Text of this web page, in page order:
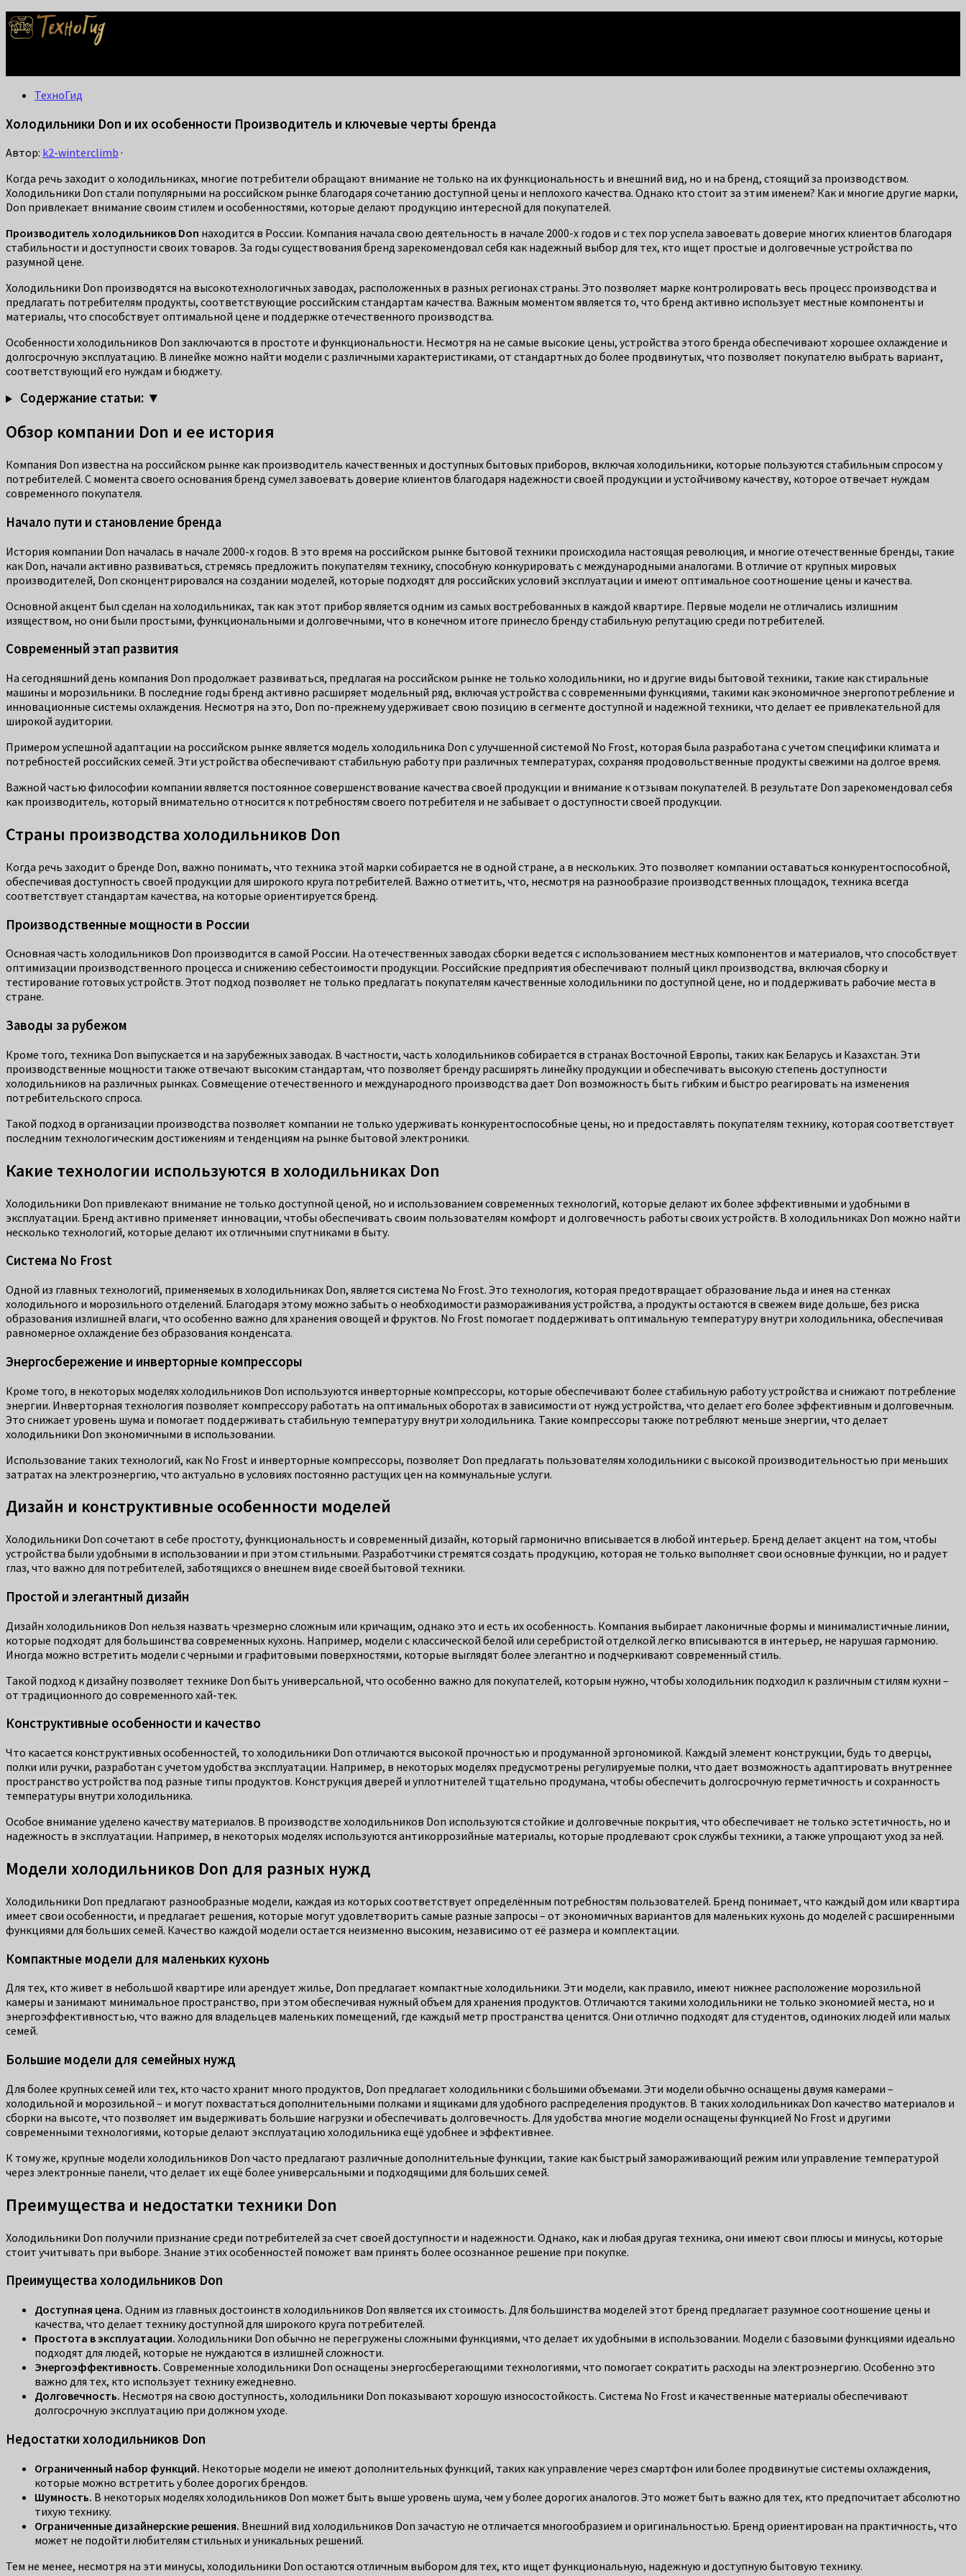
ТехноГид
Холодильники Don и их особенности Производитель и ключевые черты бренда
Автор: k2-winterclimb ·
Когда речь заходит о холодильниках, многие потребители обращают внимание не только на их функциональность и внешний вид, но и на бренд, стоящий за производством.
Холодильники Don стали популярными на российском рынке благодаря сочетанию доступной цены и неплохого качества. Однако кто стоит за этим именем? Как и многие другие марки,
Don привлекает внимание своим стилем и особенностями, которые делают продукцию интересной для покупателей.
Производитель холодильников Don находится в России. Компания начала свою деятельность в начале 2000-х годов и с тех пор успела завоевать доверие многих клиентов благодаря
стабильности и доступности своих товаров. За годы существования бренд зарекомендовал себя как надежный выбор для тех, кто ищет простые и долговечные устройства по
разумной цене.
Холодильники Don производятся на высокотехнологичных заводах, расположенных в разных регионах страны. Это позволяет марке контролировать весь процесс производства и
предлагать потребителям продукты, соответствующие российским стандартам качества. Важным моментом является то, что бренд активно использует местные компоненты и
материалы, что способствует оптимальной цене и поддержке отечественного производства.
Особенности холодильников Don заключаются в простоте и функциональности. Несмотря на не самые высокие цены, устройства этого бренда обеспечивают хорошее охлаждение и
долгосрочную эксплуатацию. В линейке можно найти модели с различными характеристиками, от стандартных до более продвинутых, что позволяет покупателю выбрать вариант,
соответствующий его нуждам и бюджету.
Содержание статьи: ▼
Обзор компании Don и ее история
Компания Don известна на российском рынке как производитель качественных и доступных бытовых приборов, включая холодильники, которые пользуются стабильным спросом у
потребителей. С момента своего основания бренд сумел завоевать доверие клиентов благодаря надежности своей продукции и устойчивому качеству, которое отвечает нуждам
современного покупателя.
Начало пути и становление бренда
История компании Don началась в начале 2000-х годов. В это время на российском рынке бытовой техники происходила настоящая революция, и многие отечественные бренды, такие
как Don, начали активно развиваться, стремясь предложить покупателям технику, способную конкурировать с международными аналогами. В отличие от крупных мировых
производителей, Don сконцентрировался на создании моделей, которые подходят для российских условий эксплуатации и имеют оптимальное соотношение цены и качества.
Основной акцент был сделан на холодильниках, так как этот прибор является одним из самых востребованных в каждой квартире. Первые модели не отличались излишним
изяществом, но они были простыми, функциональными и долговечными, что в конечном итоге принесло бренду стабильную репутацию среди потребителей.
Современный этап развития
На сегодняшний день компания Don продолжает развиваться, предлагая на российском рынке не только холодильники, но и другие виды бытовой техники, такие как стиральные
машины и морозильники. В последние годы бренд активно расширяет модельный ряд, включая устройства с современными функциями, такими как экономичное энергопотребление и
инновационные системы охлаждения. Несмотря на это, Don по-прежнему удерживает свою позицию в сегменте доступной и надежной техники, что делает ее привлекательной для
широкой аудитории.
Примером успешной адаптации на российском рынке является модель холодильника Don с улучшенной системой No Frost, которая была разработана с учетом специфики климата и
потребностей российских семей. Эти устройства обеспечивают стабильную работу при различных температурах, сохраняя продовольственные продукты свежими на долгое время.
Важной частью философии компании является постоянное совершенствование качества своей продукции и внимание к отзывам покупателей. В результате Don зарекомендовал себя
как производитель, который внимательно относится к потребностям своего потребителя и не забывает о доступности своей продукции.
Страны производства холодильников Don
Когда речь заходит о бренде Don, важно понимать, что техника этой марки собирается не в одной стране, а в нескольких. Это позволяет компании оставаться конкурентоспособной,
обеспечивая доступность своей продукции для широкого круга потребителей. Важно отметить, что, несмотря на разнообразие производственных площадок, техника всегда
соответствует стандартам качества, на которые ориентируется бренд.
Производственные мощности в России
Основная часть холодильников Don производится в самой России. На отечественных заводах сборки ведется с использованием местных компонентов и материалов, что способствует
оптимизации производственного процесса и снижению себестоимости продукции. Российские предприятия обеспечивают полный цикл производства, включая сборку и
тестирование готовых устройств. Этот подход позволяет не только предлагать покупателям качественные холодильники по доступной цене, но и поддерживать рабочие места в
стране.
Заводы за рубежом
Кроме того, техника Don выпускается и на зарубежных заводах. В частности, часть холодильников собирается в странах Восточной Европы, таких как Беларусь и Казахстан. Эти
производственные мощности также отвечают высоким стандартам, что позволяет бренду расширять линейку продукции и обеспечивать высокую степень доступности
холодильников на различных рынках. Совмещение отечественного и международного производства дает Don возможность быть гибким и быстро реагировать на изменения
потребительского спроса.
Такой подход в организации производства позволяет компании не только удерживать конкурентоспособные цены, но и предоставлять покупателям технику, которая соответствует
последним технологическим достижениям и тенденциям на рынке бытовой электроники.
Какие технологии используются в холодильниках Don
Холодильники Don привлекают внимание не только доступной ценой, но и использованием современных технологий, которые делают их более эффективными и удобными в
эксплуатации. Бренд активно применяет инновации, чтобы обеспечивать своим пользователям комфорт и долговечность работы своих устройств. В холодильниках Don можно найти
несколько технологий, которые делают их отличными спутниками в быту.
Система No Frost
Одной из главных технологий, применяемых в холодильниках Don, является система No Frost. Это технология, которая предотвращает образование льда и инея на стенках
холодильного и морозильного отделений. Благодаря этому можно забыть о необходимости размораживания устройства, а продукты остаются в свежем виде дольше, без риска
образования излишней влаги, что особенно важно для хранения овощей и фруктов. No Frost помогает поддерживать оптимальную температуру внутри холодильника, обеспечивая
равномерное охлаждение без образования конденсата.
Энергосбережение и инверторные компрессоры
Кроме того, в некоторых моделях холодильников Don используются инверторные компрессоры, которые обеспечивают более стабильную работу устройства и снижают потребление
энергии. Инверторная технология позволяет компрессору работать на оптимальных оборотах в зависимости от нужд устройства, что делает его более эффективным и долговечным.
Это снижает уровень шума и помогает поддерживать стабильную температуру внутри холодильника. Такие компрессоры также потребляют меньше энергии, что делает
холодильники Don экономичными в использовании.
Использование таких технологий, как No Frost и инверторные компрессоры, позволяет Don предлагать пользователям холодильники с высокой производительностью при меньших
затратах на электроэнергию, что актуально в условиях постоянно растущих цен на коммунальные услуги.
Дизайн и конструктивные особенности моделей
Холодильники Don сочетают в себе простоту, функциональность и современный дизайн, который гармонично вписывается в любой интерьер. Бренд делает акцент на том, чтобы
устройства были удобными в использовании и при этом стильными. Разработчики стремятся создать продукцию, которая не только выполняет свои основные функции, но и радует
глаз, что важно для потребителей, заботящихся о внешнем виде своей бытовой техники.
Простой и элегантный дизайн
Дизайн холодильников Don нельзя назвать чрезмерно сложным или кричащим, однако это и есть их особенность. Компания выбирает лаконичные формы и минималистичные линии,
которые подходят для большинства современных кухонь. Например, модели с классической белой или серебристой отделкой легко вписываются в интерьер, не нарушая гармонию.
Иногда можно встретить модели с черными и графитовыми поверхностями, которые выглядят более элегантно и подчеркивают современный стиль.
Такой подход к дизайну позволяет технике Don быть универсальной, что особенно важно для покупателей, которым нужно, чтобы холодильник подходил к различным стилям кухни –
от традиционного до современного хай-тек.
Конструктивные особенности и качество
Что касается конструктивных особенностей, то холодильники Don отличаются высокой прочностью и продуманной эргономикой. Каждый элемент конструкции, будь то дверцы,
полки или ручки, разработан с учетом удобства эксплуатации. Например, в некоторых моделях предусмотрены регулируемые полки, что дает возможность адаптировать внутреннее
пространство устройства под разные типы продуктов. Конструкция дверей и уплотнителей тщательно продумана, чтобы обеспечить долгосрочную герметичность и сохранность
температуры внутри холодильника.
Особое внимание уделено качеству материалов. В производстве холодильников Don используются стойкие и долговечные покрытия, что обеспечивает не только эстетичность, но и
надежность в эксплуатации. Например, в некоторых моделях используются антикоррозийные материалы, которые продлевают срок службы техники, а также упрощают уход за ней.
Модели холодильников Don для разных нужд
Холодильники Don предлагают разнообразные модели, каждая из которых соответствует определённым потребностям пользователей. Бренд понимает, что каждый дом или квартира
имеет свои особенности, и предлагает решения, которые могут удовлетворить самые разные запросы – от экономичных вариантов для маленьких кухонь до моделей с расширенными
функциями для больших семей. Качество каждой модели остается неизменно высоким, независимо от её размера и комплектации.
Компактные модели для маленьких кухонь
Для тех, кто живет в небольшой квартире или арендует жилье, Don предлагает компактные холодильники. Эти модели, как правило, имеют нижнее расположение морозильной
камеры и занимают минимальное пространство, при этом обеспечивая нужный объем для хранения продуктов. Отличаются такими холодильники не только экономией места, но и
энергоэффективностью, что важно для владельцев маленьких помещений, где каждый метр пространства ценится. Они отлично подходят для студентов, одиноких людей или малых
семей.
Большие модели для семейных нужд
Для более крупных семей или тех, кто часто хранит много продуктов, Don предлагает холодильники с большими объемами. Эти модели обычно оснащены двумя камерами –
холодильной и морозильной – и могут похвастаться дополнительными полками и ящиками для удобного распределения продуктов. В таких холодильниках Don качество материалов и
сборки на высоте, что позволяет им выдерживать большие нагрузки и обеспечивать долговечность. Для удобства многие модели оснащены функцией No Frost и другими
современными технологиями, которые делают эксплуатацию холодильника ещё удобнее и эффективнее.
К тому же, крупные модели холодильников Don часто предлагают различные дополнительные функции, такие как быстрый замораживающий режим или управление температурой
через электронные панели, что делает их ещё более универсальными и подходящими для больших семей.
Преимущества и недостатки техники Don
Холодильники Don получили признание среди потребителей за счет своей доступности и надежности. Однако, как и любая другая техника, они имеют свои плюсы и минусы, которые
стоит учитывать при выборе. Знание этих особенностей поможет вам принять более осознанное решение при покупке.
Преимущества холодильников Don
Доступная цена. Одним из главных достоинств холодильников Don является их стоимость. Для большинства моделей этот бренд предлагает разумное соотношение цены и
качества, что делает технику доступной для широкого круга потребителей.
Простота в эксплуатации. Холодильники Don обычно не перегружены сложными функциями, что делает их удобными в использовании. Модели с базовыми функциями идеально
подходят для людей, которые не нуждаются в излишней сложности.
Энергоэффективность. Современные холодильники Don оснащены энергосберегающими технологиями, что помогает сократить расходы на электроэнергию. Особенно это
важно для тех, кто использует технику ежедневно.
Долговечность. Несмотря на свою доступность, холодильники Don показывают хорошую износостойкость. Система No Frost и качественные материалы обеспечивают
долгосрочную эксплуатацию при должном уходе.
Недостатки холодильников Don
Ограниченный набор функций. Некоторые модели не имеют дополнительных функций, таких как управление через смартфон или более продвинутые системы охлаждения,
которые можно встретить у более дорогих брендов.
Шумность. В некоторых моделях холодильников Don может быть выше уровень шума, чем у более дорогих аналогов. Это может быть важно для тех, кто предпочитает абсолютно
тихую технику.
Ограниченные дизайнерские решения. Внешний вид холодильников Don зачастую не отличается многообразием и оригинальностью. Бренд ориентирован на практичность, что
может не подойти любителям стильных и уникальных решений.
Тем не менее, несмотря на эти минусы, холодильники Don остаются отличным выбором для тех, кто ищет функциональную, надежную и доступную бытовую технику.